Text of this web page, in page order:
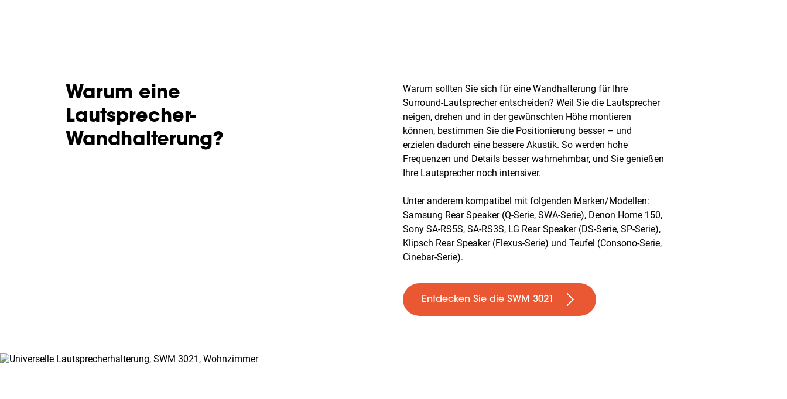
Warum eine
Lautsprecher-
Wandhalterung?
Warum sollten Sie sich für eine Wandhalterung für Ihre
Surround-Lautsprecher entscheiden? Weil Sie die Lautsprecher
neigen, drehen und in der gewünschten Höhe montieren
können, bestimmen Sie die Positionierung besser – und
erzielen dadurch eine bessere Akustik. So werden hohe
Frequenzen und Details besser wahrnehmbar, und Sie genießen
Ihre Lautsprecher noch intensiver.
Unter anderem kompatibel mit folgenden Marken/Modellen:
Samsung Rear Speaker (Q-Serie, SWA-Serie), Denon Home 150,
Sony SA-RS5S, SA-RS3S, LG Rear Speaker (DS-Serie, SP-Serie),
Klipsch Rear Speaker (Flexus-Serie) und Teufel (Consono-Serie,
Cinebar-Serie).
Entdecken Sie die SWM 3021